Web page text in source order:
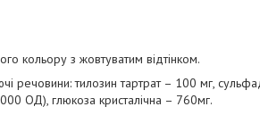
кольору з жовтуватим відтінком.
речовини: тилозин тартрат – 100 мг,
ОД), глюкоза кристалічна – 760мг.